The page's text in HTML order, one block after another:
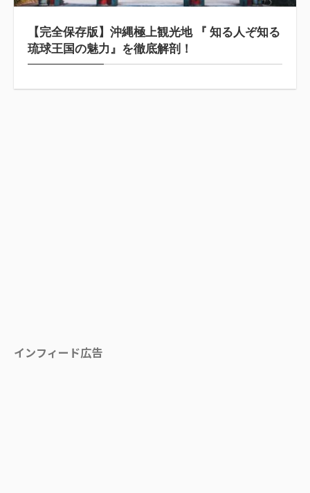
【完全保存版】沖縄極上観光地 『 知る人ぞ知る
琉球王国の魅力』を徹底解剖！
インフィード広告